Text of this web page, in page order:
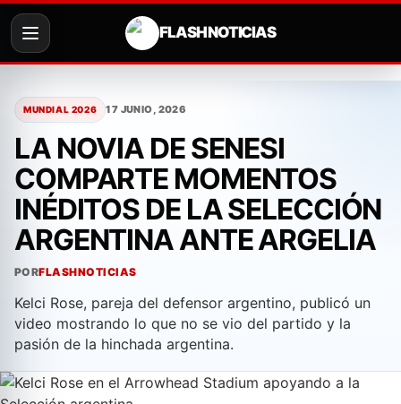
contenido
FLASH NOTICIAS
MUNDIAL 2026 17 JUNIO, 2026
LA NOVIA DE SENESI
COMPARTE MOMENTOS
INÉDITOS DE LA SELECCIÓN
ARGENTINA ANTE ARGELIA
PORFLASHNOTICIAS
Kelci Rose, pareja del defensor argentino, publicó un
video mostrando lo que no se vio del partido y la
pasión de la hinchada argentina.